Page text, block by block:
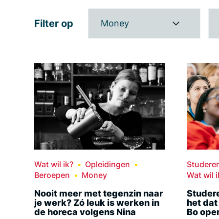
Filter op Money
Wat wil ik?
Opleidingen
Beroepen
Money
Nooit meer met tegenzin naar
je werk? Zó leuk is werken in
de horeca volgens Nina
Wat wil
het
Bo